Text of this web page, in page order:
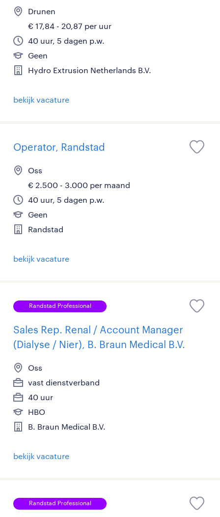
Drunen
€ 17,84 - 20,87 per uur
40 uur, 5 dagen p.w.
Geen
Hydro Extrusion Netherlands B.V.
bekijk vacature
Operator, Randstad
Oss
€ 2.500 - 3.000 per maand
40 uur, 5 dagen p.w.
Geen
Randstad
bekijk vacature
Randstad Professional
Sales Rep. Renal / Account Manager
(Dialyse / Nier), B. Braun Medical B.V.
Oss
vast dienstverband
40 uur
HBO
B. Braun Medical B.V.
bekijk vacature
Randstad Professional